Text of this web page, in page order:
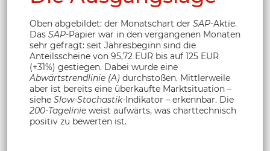
Oben abgebildet: der Monatschart der SAP-Aktie.
Das SAP-Papier war in den vergangenen Monaten
sehr gefragt: seit Jahresbeginn sind die
Anteilsscheine von 95,72 EUR bis auf 125 EUR
(+31%) gestiegen. Dabei wurde eine
Abwärtstrendlinie (A) durchstoßen. Mittlerweile
aber ist bereits eine überkaufte Marktsituation –
siehe Slow-Stochastik-Indikator – erkennbar. Die
200-Tagelinie weist aufwärts, was charttechnisch
positiv zu bewerten ist.